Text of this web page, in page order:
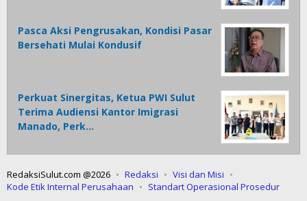
Pasca Aksi Pengrusakan, Kondisi Pasar
Bersehati Mulai Kondusif
Perkuat Sinergitas, Ketua PWI Sulut
Terima Audiensi Kantor Imigrasi
Manado, Perk…
RedaksiSulut.com @2026 Redaksi
Visi dan Misi
Kode Etik Internal Perusahaan
Standart Operasional Prosedur